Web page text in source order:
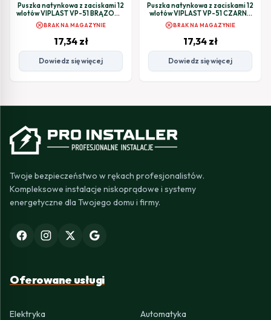
Puszka natynkowa z zaciskami 12
wlotów VIPLAST VP-51 BRĄZOWA
IP55 118x118x46mm 051-52
cancelBRAK NA MAGAZYNIE
17,34 zł
Dowiedz się więcej
Puszka natynkowa z zaciskami 12
wlotów VIPLAST VP-51 CZARNA
IP55 118x118x46mm 051-55
cancelBRAK NA MAGAZYNIE
17,34 zł
Dowiedz się więcej
Twoje bezpieczeństwo w rękach profesjonalistów.
Kompleksowe instalacje niskoprądowe i systemy
energetyczne dla Twojego domu i firmy.
Oferowane usługi
Elektryka
Automatyka